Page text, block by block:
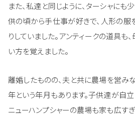
また、私達と同じように、ターシャにも
供の頃から手仕事が好きで、人形の服
りしていました。アンティークの道具も
い方を覚えました。
離婚したものの、夫と共に農場を営み
年という年月もあります。子供達が自立
ニューハンプシャーの農場も家も広す